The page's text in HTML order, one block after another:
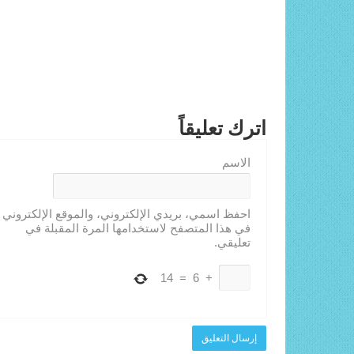
اترك تعليقاً
الاسم
احفظ اسمي، بريدي الإلكتروني، والموقع الإلكتروني
في هذا المتصفح لاستخدامها المرة المقبلة في
تعليقي.
+
6
=
14